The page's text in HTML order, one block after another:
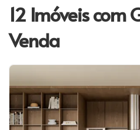
12 Imóveis com
Venda